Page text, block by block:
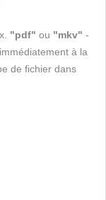
"pdf" ou "mkv" -
à la
de fichier dans